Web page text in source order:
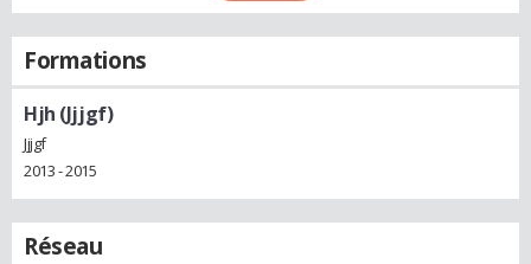
Formations
Hjh (Jjjgf)
Jjjgf
2013 - 2015
Réseau